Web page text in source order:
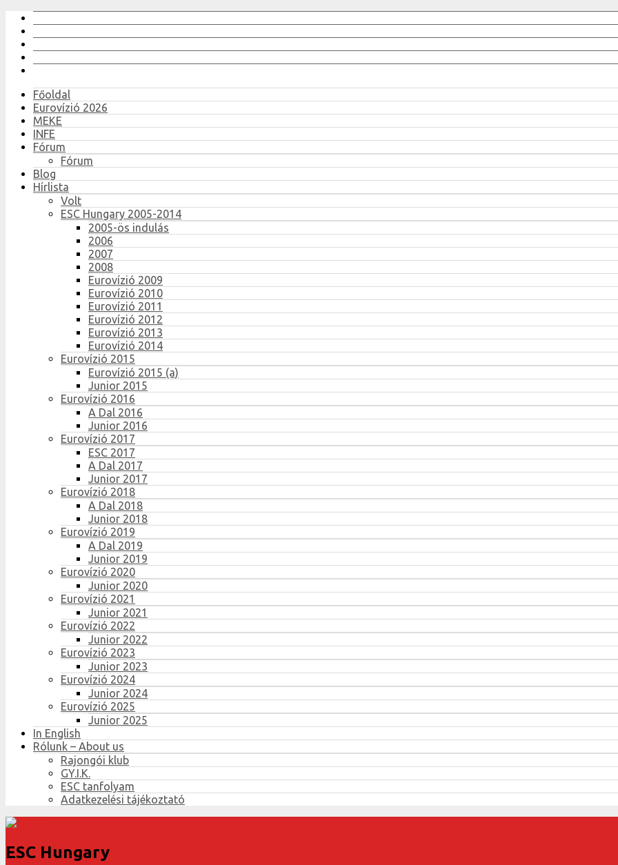
Főoldal
Eurovízió 2026
MEKE
INFE
Fórum
Fórum
Blog
Hírlista
Volt
ESC Hungary 2005-2014
2005-ös indulás
2006
2007
2008
Eurovízió 2009
Eurovízió 2010
Eurovízió 2011
Eurovízió 2012
Eurovízió 2013
Eurovízió 2014
Eurovízió 2015
Eurovízió 2015 (a)
Junior 2015
Eurovízió 2016
A Dal 2016
Junior 2016
Eurovízió 2017
ESC 2017
A Dal 2017
Junior 2017
Eurovízió 2018
A Dal 2018
Junior 2018
Eurovízió 2019
A Dal 2019
Junior 2019
Eurovízió 2020
Junior 2020
Eurovízió 2021
Junior 2021
Eurovízió 2022
Junior 2022
Eurovízió 2023
Junior 2023
Eurovízió 2024
Junior 2024
Eurovízió 2025
Junior 2025
In English
Rólunk – About us
Rajongói klub
GY.I.K.
ESC tanfolyam
Adatkezelési tájékoztató
ESC Hungary